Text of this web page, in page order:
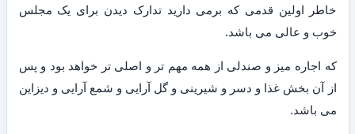
خاطر اولین قدمی که برمی دارید تدارک دیدن برای یک مجلس
خوب و عالی می باشد.
که اجاره میز و صندلی از همه مهم تر و اصلی تر خواهد بود و پس
از آن بخش غذا و دسر و شیرینی و گل آرایی و شمع آرایی و دیزاین
می باشد.